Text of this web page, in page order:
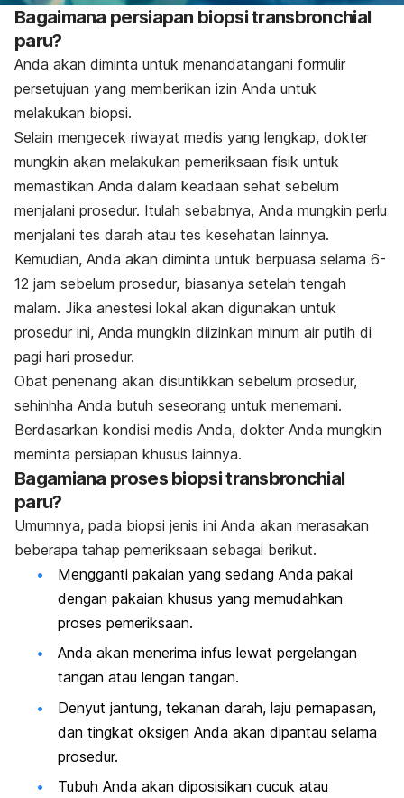
Bagaimana persiapan biopsi transbronchial
paru?
Anda akan diminta untuk menandatangani formulir
persetujuan yang memberikan izin Anda untuk
melakukan biopsi.
Selain mengecek riwayat medis yang lengkap, dokter
mungkin akan melakukan pemeriksaan fisik untuk
memastikan Anda dalam keadaan sehat sebelum
menjalani prosedur. Itulah sebabnya, Anda mungkin perlu
menjalani tes darah atau tes kesehatan lainnya.
Kemudian, Anda akan diminta untuk berpuasa selama 6-
12 jam sebelum prosedur, biasanya setelah tengah
malam. Jika anestesi lokal akan digunakan untuk
prosedur ini, Anda mungkin diizinkan minum air putih di
pagi hari prosedur.
Obat penenang akan disuntikkan sebelum prosedur,
sehinhha Anda butuh seseorang untuk menemani.
Berdasarkan kondisi medis Anda, dokter Anda mungkin
meminta persiapan khusus lainnya.
Bagamiana proses biopsi transbronchial
paru?
Umumnya, pada biopsi jenis ini Anda akan merasakan
beberapa tahap pemeriksaan sebagai berikut.
Mengganti pakaian yang sedang Anda pakai
dengan pakaian khusus yang memudahkan
proses pemeriksaan.
Anda akan menerima infus lewat pergelangan
tangan atau lengan tangan.
Denyut jantung, tekanan darah, laju pernapasan,
dan tingkat oksigen Anda akan dipantau selama
prosedur.
Tubuh Anda akan diposisikan cucuk atau